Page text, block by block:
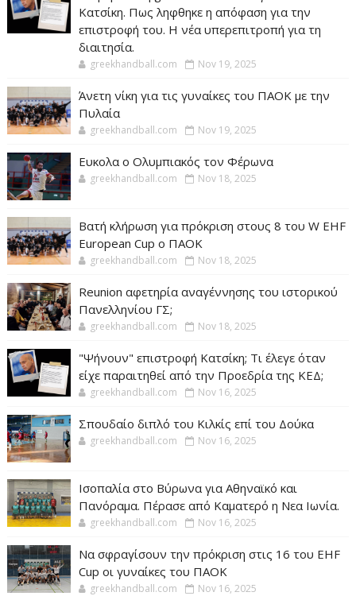
Κατσίκη. Πως ληφθηκε η απόφαση για την
επιστροφή του. Η νέα υπερεπιτροπή για τη
διαιτησία.
greekhandball.com Nov 19, 2025
Άνετη νίκη για τις γυναίκες του ΠΑΟΚ με την
Πυλαία
greekhandball.com Nov 19, 2025
Ευκολα ο Ολυμπιακός τον Φέρωνα
greekhandball.com Nov 18, 2025
Βατή κλήρωση για πρόκριση στους 8 του W EHF
European Cup ο ΠΑΟΚ
greekhandball.com Nov 18, 2025
Reunion αφετηρία αναγέννησης του ιστορικού
Πανελληνίου ΓΣ;
greekhandball.com Nov 18, 2025
"Ψήνουν" επιστροφή Κατσίκη; Τι έλεγε όταν
είχε παραιτηθεί από την Προεδρία της ΚΕΔ;
greekhandball.com Nov 16, 2025
Σπουδαίο διπλό του Κιλκίς επί του Δούκα
greekhandball.com Nov 16, 2025
Ισοπαλία στο Βύρωνα για Αθηναϊκό και
Πανόραμα. Πέρασε από Καματερό η Νεα Ιωνία.
greekhandball.com Nov 16, 2025
Να σφραγίσουν την πρόκριση στις 16 του EHF
Cup οι γυναίκες του ΠΑΟΚ
greekhandball.com Nov 16, 2025